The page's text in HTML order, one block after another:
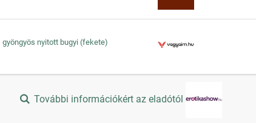
nyitott bugyi (fekete)
További információkért az eladótól